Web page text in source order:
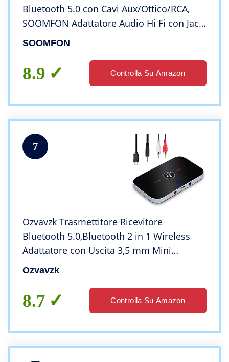
Bluetooth 5.0 con Cavi Aux/Ottico/RCA,
SOOMFON Adattatore Audio Hi Fi con Jack
3.5mm e Optical, per TV, PC, Lettore CD,
SOOMFON
8.9 Controlla Su Amazon
7
Ozvavzk Trasmettitore Ricevitore
Bluetooth 5.0,Bluetooth 2 in 1 Wireless
Adattatore con Uscita 3,5 mm Mini
Adattatore Audio Bluetooth Supporto
Stereo (Nero)
Ozvavzk
8.7 Controlla Su Amazon